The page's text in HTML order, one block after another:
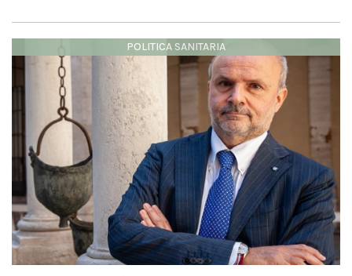
POLITICA SANITARIA